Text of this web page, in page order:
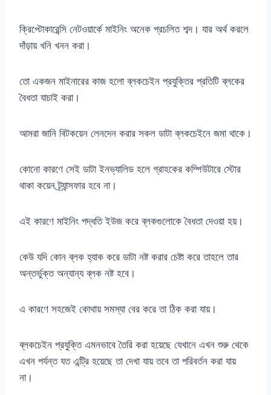
ক্রিপ্টোকারেন্সি নেটওয়ার্কে মাইনিং অনেক প্রচলিত শব্দ। যার অর্থ করলে
দাঁড়ায় খনি খনন করা।
তো একজন মাইনারের কাজ হলো ব্লকচেইন প্রযুক্তির প্রতিটি ব্লকের
বৈধতা যাচাই করা।
আমরা জানি বিটকয়েন লেনদেন করার সকল ডাটা ব্লকচেইনে জমা থাকে।
কোনো কারণে সেই ডাটা ইনভ্যালিড হলে গ্রাহকের কম্পিউটারে স্টোর
থাকা কয়েন ট্র্যান্সফার হবে না।
এই কারণে মাইনিং পদ্ধতি ইউজ করে ব্লকগুলোকে বৈধতা দেওয়া হয়।
কেউ যদি কোন ব্লক হ্যাক করে ডাটা নষ্ট করার চেষ্টা করে তাহলে তার
অন্তর্ভুক্ত অন্যান্য ব্লক নষ্ট হবে।
এ কারণে সহজেই কোথায় সমস্যা বের করে তা ঠিক করা যায়।
ব্লকচেইন প্রযুক্তি এমনভাবে তৈরি করা হয়েছে যেখানে এখন শুরু থেকে
এখন পর্যন্ত যত এন্ট্রি হয়েছে তা দেখা যায় তবে তা পরিবর্তন করা যায়
না।